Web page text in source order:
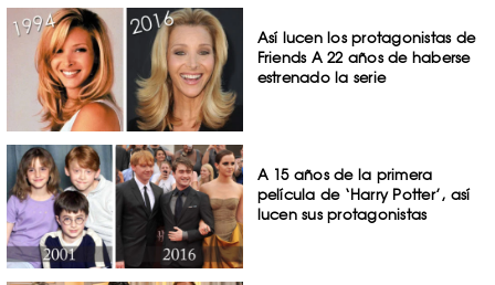
Así lucen los protagonistas de
Friends A 22 años de haberse
estrenado la serie
A 15 años de la primera
película de ‘Harry Potter’, así
lucen sus protagonistas